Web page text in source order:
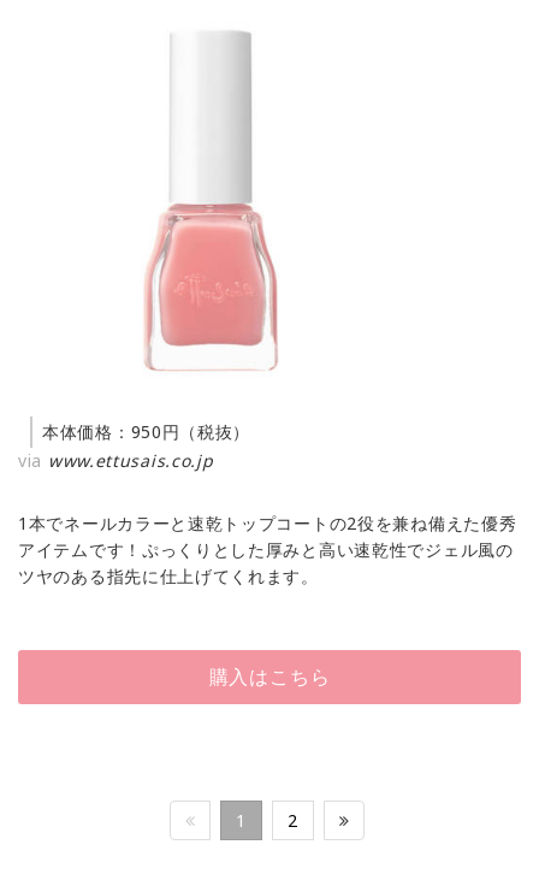
本体価格：950円（税抜）
via www.ettusais.co.jp
1本でネールカラーと速乾トップコートの2役を兼ね備えた優秀
アイテムです！ぷっくりとした厚みと高い速乾性でジェル風の
ツヤのある指先に仕上げてくれます。
購入はこちら
1 2